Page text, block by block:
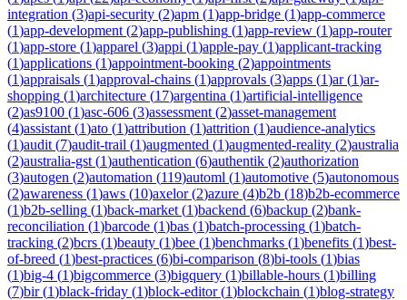
integration (3)api-security (2)apm (1)app-bridge (1)app-commerce
(1)app-development (2)app-publishing (1)app-review (1)app-router
(1)app-store (1)apparel (3)appi (1)apple-pay (1)applicant-tracking
(1)applications (1)appointment-booking (2)appointments
(1)appraisals (1)approval-chains (1)approvals (3)apps (1)ar(1)ar-
shopping (1)architecture (17)argentina (1)artificial-intelligence
(2)as9100 (1)asc-606 (3)assessment (2)asset-management
(4)assistant (1)ato (1)attribution (1)attrition (1)audience-analytics
(1)audit (7)audit-trail (1)augmented (1)augmented-reality (2)australia
(2)australia-gst (1)authentication (6)authentik (2)authorization
(3)autogen (2)automation (119)automl (1)automotive (5)autonomous
(2)awareness (1)aws (10)axelor(2)azure (4)b2b (18)b2b-ecommerce
(1)b2b-selling (1)back-market (1)backend (6)backup (2)bank-
reconciliation (1)barcode (1)bas (1)batch-processing (1)batch-
tracking (2)bcrs (1)beauty (1)bee (1)benchmarks (1)benefits (1)best-
of-breed (1)best-practices (6)bi-comparison (8)bi-tools (1)bias
(1)big-4 (1)bigcommerce (3)bigquery (1)billable-hours (1)billing
(7)bir(1)black-friday (1)block-editor(1)blockchain (1)blog-strategy